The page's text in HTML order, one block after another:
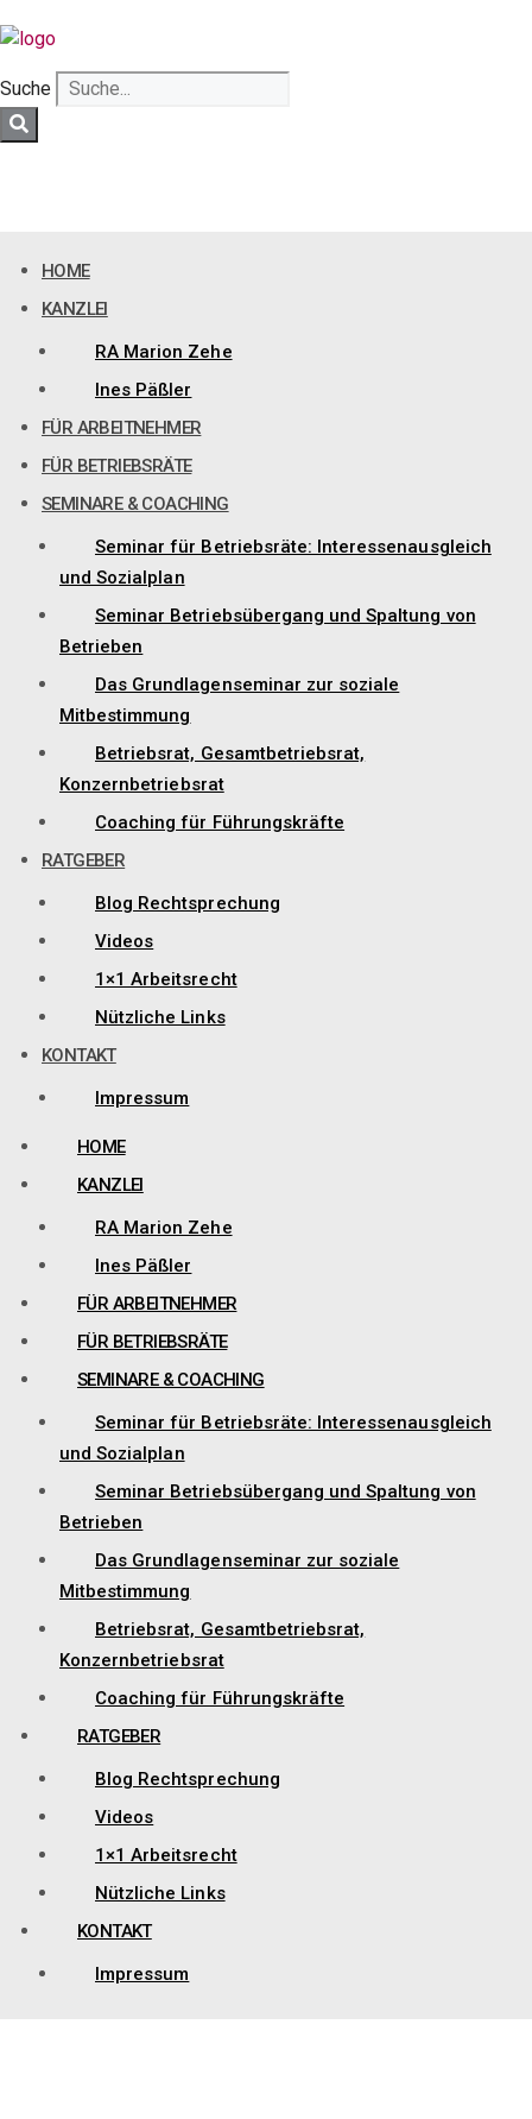
Inhalt
springen
Suche
HOME
KANZLEI
RA Marion Zehe
Ines Päßler
FÜR ARBEITNEHMER
FÜR BETRIEBSRÄTE
SEMINARE & COACHING
Seminar für Betriebsräte: Interessenausgleich
und Sozialplan
Seminar Betriebsübergang und Spaltung von
Betrieben
Das Grundlagenseminar zur soziale
Mitbestimmung
Betriebsrat, Gesamtbetriebsrat,
Konzernbetriebsrat
Coaching für Führungskräfte
RATGEBER
Blog Rechtsprechung
Videos
1×1 Arbeitsrecht
Nützliche Links
KONTAKT
Impressum
HOME
KANZLEI
RA Marion Zehe
Ines Päßler
FÜR ARBEITNEHMER
FÜR BETRIEBSRÄTE
SEMINARE & COACHING
Seminar für Betriebsräte: Interessenausgleich
und Sozialplan
Seminar Betriebsübergang und Spaltung von
Betrieben
Das Grundlagenseminar zur soziale
Mitbestimmung
Betriebsrat, Gesamtbetriebsrat,
Konzernbetriebsrat
Coaching für Führungskräfte
RATGEBER
Blog Rechtsprechung
Videos
1×1 Arbeitsrecht
Nützliche Links
KONTAKT
Impressum